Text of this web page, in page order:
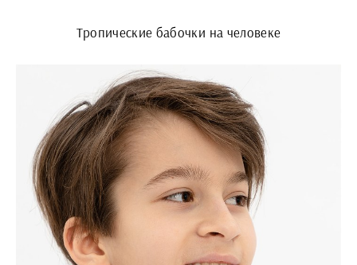
Тропические бабочки на человеке